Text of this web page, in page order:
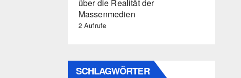
über die Realität der
Massenmedien
2 Aufrufe
SCHLAGWÖRTER